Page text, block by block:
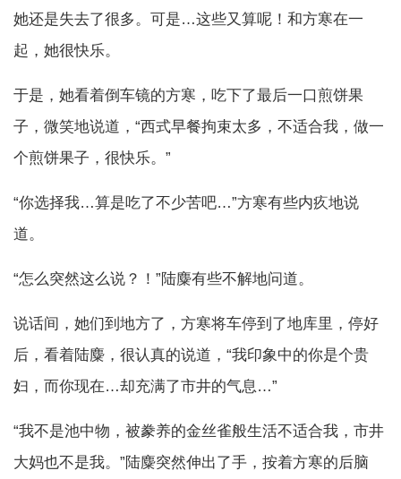
她还是失去了很多。可是…这些又算呢！和方寒在一
起，她很快乐。
于是，她看着倒车镜的方寒，吃下了最后一口煎饼果
子，微笑地说道，“西式早餐拘束太多，不适合我，做一
个煎饼果子，很快乐。”
“你选择我…算是吃了不少苦吧…”方寒有些内疚地说
道。
“怎么突然这么说？！”陆麋有些不解地问道。
说话间，她们到地方了，方寒将车停到了地库里，停好
后，看着陆麋，很认真的说道，“我印象中的你是个贵
妇，而你现在…却充满了市井的气息…”
“我不是池中物，被豢养的金丝雀般生活不适合我，市井
大妈也不是我。”陆麋突然伸出了手，按着方寒的后脑